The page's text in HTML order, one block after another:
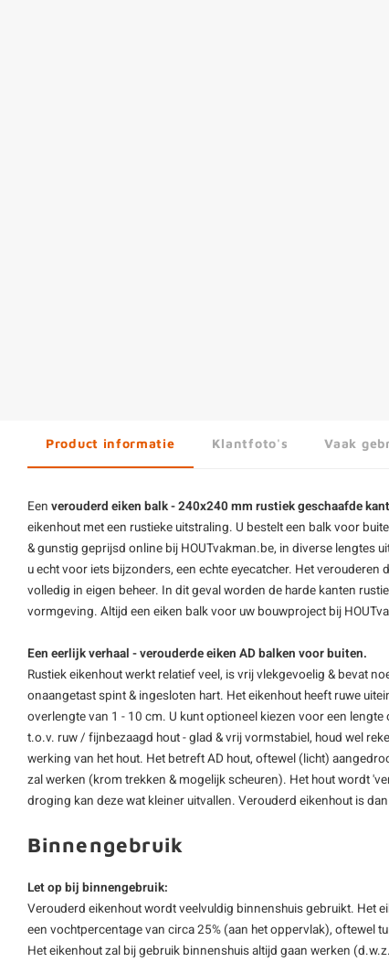
Product informatie Klantfoto's Vaak
Een verouderd eiken balk - 240x240 mm rustiek geschaafde
eikenhout met een rustieke uitstraling. U bestelt een balk voor
& gunstig geprijsd online bij HOUTvakman.be, in diverse lengtes
u echt voor iets bijzonders, een echte eyecatcher. Het
volledig in eigen beheer. In dit geval worden de harde kanten
vormgeving. Altijd een eiken balkvoor uw bouwproject bij
Een eerlijk verhaal - verouderde eiken AD balken voor buiten.
Rustiek eikenhout werkt relatief veel, is vrij vlekgevoelig & bevat
onaangetast spint & ingesloten hart. Het eikenhout heeft ruwe
overlengte van 1 - 10 cm. U kunt optioneel kiezen voor een
t.o.v. ruw / fijnbezaagd hout - glad & vrij vormstabiel, houd wel
werking van het hout. Het betreft AD hout, oftewel (licht)
zal werken (krom trekken & mogelijk scheuren). Het hout wordt
droging kan deze wat kleiner uitvallen. Verouderd eikenhout is
Binnengebruik
Let op bij binnengebruik:
Verouderd eikenhout wordt veelvuldig binnenshuis gebruikt. Het
een vochtpercentage van circa 25% (aan het oppervlak), oftewel
Het eikenhout zal bij gebruik binnenshuis altijd gaan werken